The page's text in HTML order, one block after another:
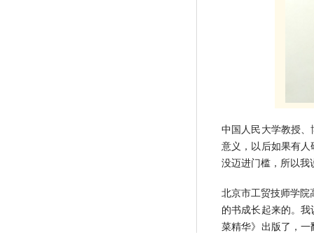
中国人民大学教授
意义，以后如果有
没迈进门槛，所以我
北京市工贸技师学院
的书成长起来的。
菜精华》出版了，